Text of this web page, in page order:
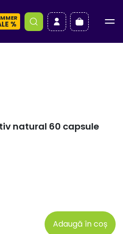
%
natural 60 capsule
Adaugă în coș